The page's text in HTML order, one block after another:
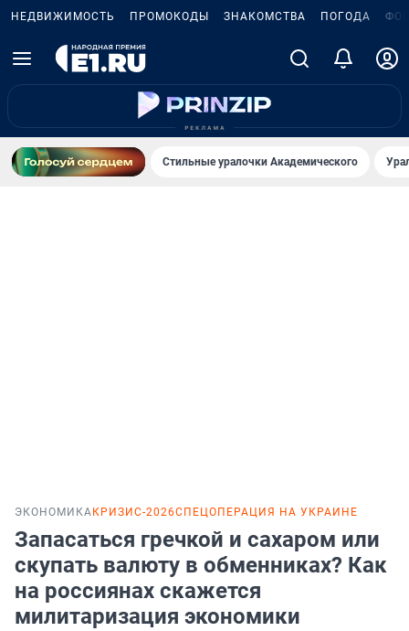
НЕДВИЖИМОСТЬ ПРОМОКОДЫ ЗНАКОМСТВА ПОГОДА
Стильные уралочки Академического
ЭКОНОМИКА КРИЗИС-2026СПЕЦОПЕРАЦИЯ НА УКРАИНЕ
Запасаться гречкой и сахаром или
скупать валюту в обменниках? Как
на россиянах скажется
милитаризация экономики